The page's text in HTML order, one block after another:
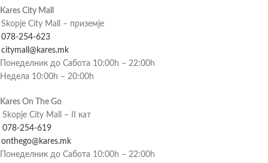
Kares City Mall
Skopje City Mall – приземје
078-254-623
citymall@kares.mk
Понеделник до Сабота 10:00h – 22:00h
Недела 10:00h – 20:00h
Kares On The Go
Skopje City Mall – II кат
078-254-619
onthego@kares.mk
Понеделник до Сабота 10:00h – 22:00h